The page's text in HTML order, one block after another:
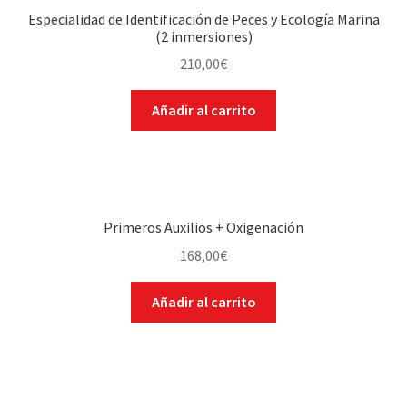
Especialidad de Identificación de Peces y Ecología Marina
(2 inmersiones)
210,00€
Añadir al carrito
Primeros Auxilios + Oxigenación
168,00€
Añadir al carrito